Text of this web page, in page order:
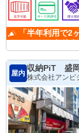
屋内
収納PiT 盛
株式会社アンビ